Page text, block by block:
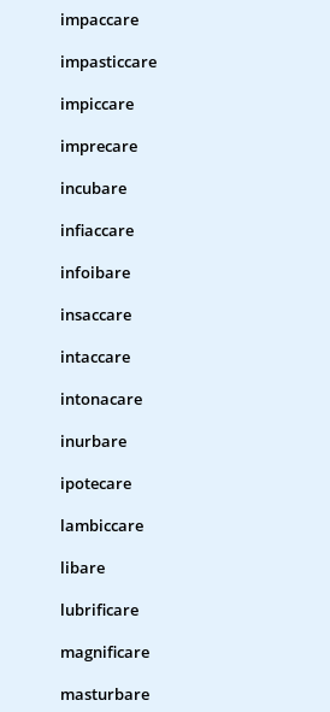
impaccare
impasticcare
impiccare
imprecare
incubare
infiaccare
infoibare
insaccare
intaccare
intonacare
inurbare
ipotecare
lambiccare
libare
lubrificare
magnificare
masturbare